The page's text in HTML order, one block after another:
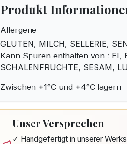
Produkt
Allergene
GLUTEN, MILCH, SELLERIE,
Kann Spuren enthalten von : EI,
SCHALENFRÜCHTE, SESAM,
Zwischen +1°C und +4°C lagern
Unser Versprechen
✓ Handgefertigt in unserer